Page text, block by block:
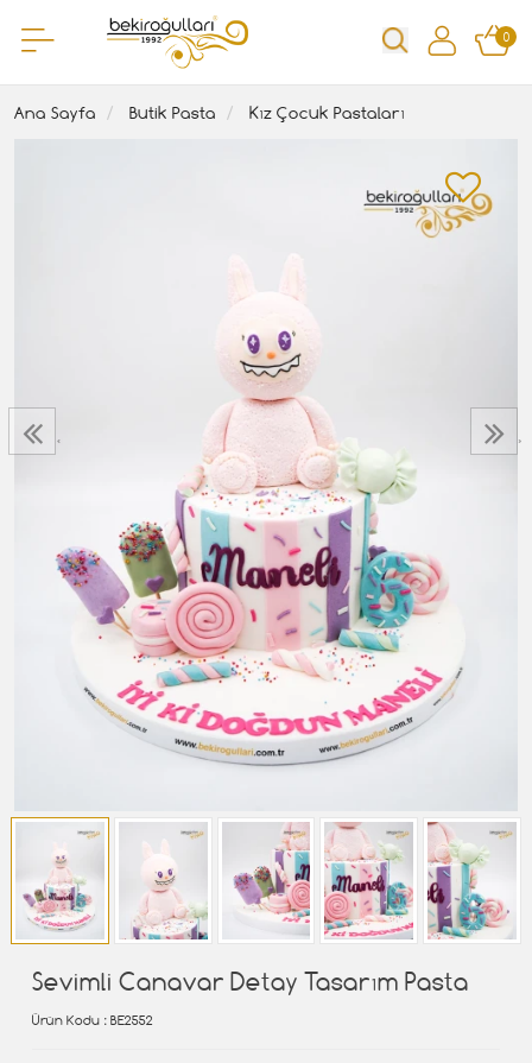
0
Ana Sayfa Butik Pasta Kız Çocuk Pastaları
‹ ›
Sevimli Canavar Detay Tasarım Pasta
Ürün Kodu : BE2552